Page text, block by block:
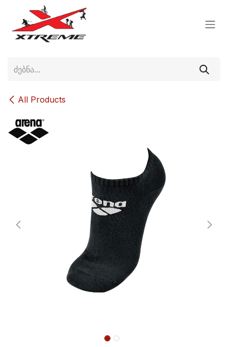
Skip to Content
All Products